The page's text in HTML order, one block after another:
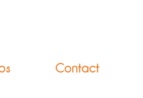
Contact